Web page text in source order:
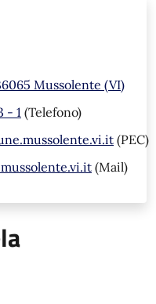
Mussolente (VI)
- 1 (Telefono)
(PEC)
(Mail)